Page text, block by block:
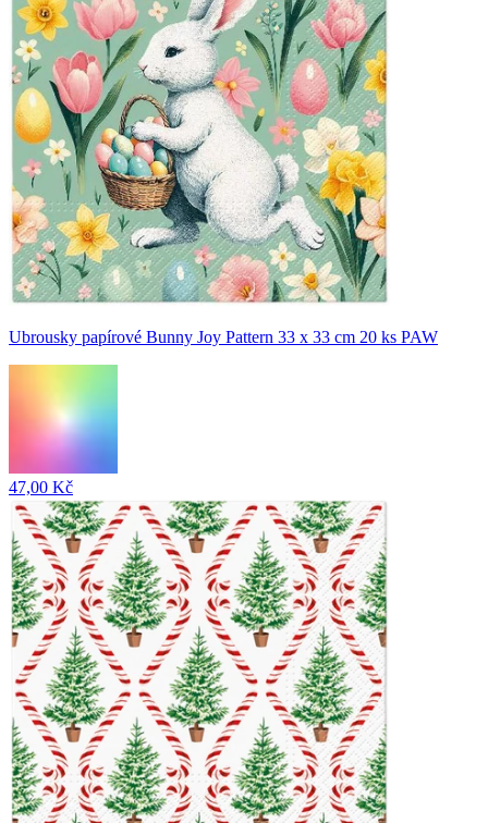
Ubrousky papírové Bunny Joy Pattern 33 x 33 cm 20 ks PAW
47,00 Kč